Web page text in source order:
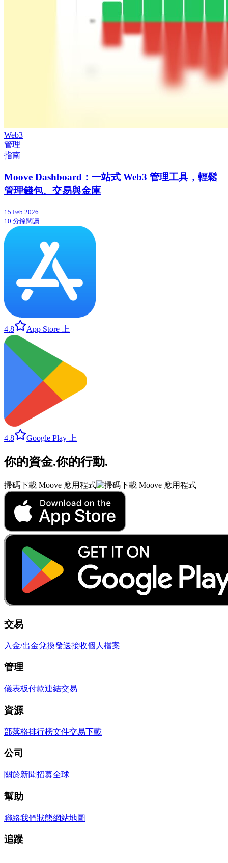
Web3
管理
指南
Moove Dashboard：一站式 Web3 管理工具，輕鬆
管理錢包、交易與金庫
15 Feb 2026
10 分鐘閱讀
4.8 App Store 上
4.8 Google Play 上
你的資金.你的行動.
掃碼下載 Moove 應用程式
交易
入金/出金兌換發送接收個人檔案
管理
儀表板付款連結交易
資源
部落格排行榜文件交易下載
公司
關於新聞招募全球
幫助
聯絡我們狀態網站地圖
追蹤